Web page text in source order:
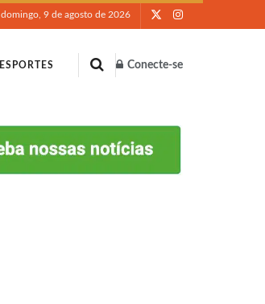
domingo, 9 de agosto de 2026
ESPORTES Conecte-se